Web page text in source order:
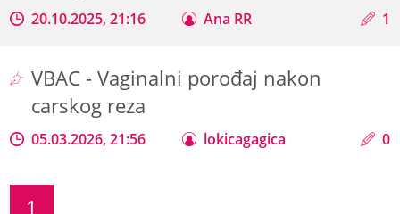
20.10.2025, 21:16 Ana RR 1
VBAC - Vaginalni porođaj nakon
carskog reza
05.03.2026, 21:56 lokicagagica 0
1